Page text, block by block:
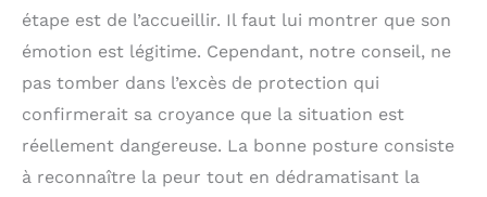
étape est de l’accueillir. Il faut lui montrer que son
émotion est légitime. Cependant, notre conseil, ne
pas tomber dans l’excès de protection qui
confirmerait sa croyance que la situation est
réellement dangereuse. La bonne posture consiste
à reconnaître la peur tout en dédramatisant la